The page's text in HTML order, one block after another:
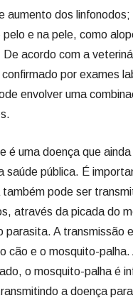
aumento dos linfonodos;
e na pele, como
acordo com a
por exames
envolver uma
é uma doença que
saúde pública. É
também pode ser
através da picada do
parasita. A transmissão
cão e o mosquito-palha.
o mosquito-palha é
a doença